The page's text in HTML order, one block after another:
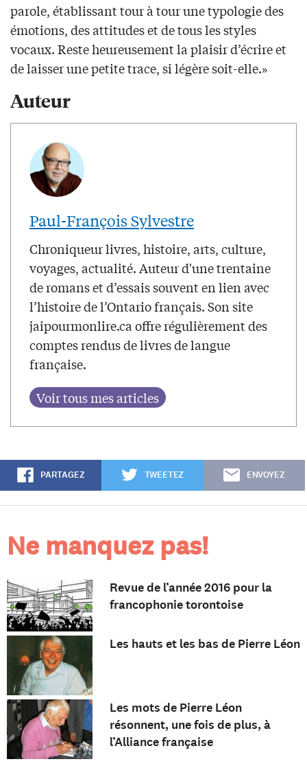
parole, établissant tour à tour une typologie des
émotions, des attitudes et de tous les styles
vocaux. Reste heureusement la plaisir d’écrire et
de laisser une petite trace, si légère soit-elle.»
Auteur
Paul-François Sylvestre
Chroniqueur livres, histoire, arts, culture,
voyages, actualité. Auteur d'une trentaine
de romans et d’essais souvent en lien avec
l’histoire de l’Ontario français. Son site
jaipourmonlire.ca offre régulièrement des
comptes rendus de livres de langue
française.
PARTAGEZ TWEETEZ ENVOYEZ
Ne manquez pas!
Revue de l’année 2016 pour la
francophonie torontoise
Les hauts et les bas de Pierre Léon
Les mots de Pierre Léon
résonnent, une fois de plus, à
l’Alliance française